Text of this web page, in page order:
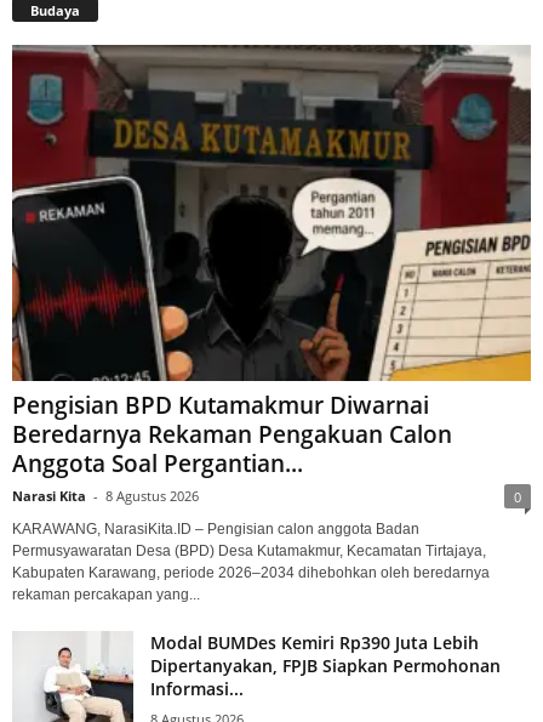
Budaya
Pengisian BPD Kutamakmur Diwarnai
Beredarnya Rekaman Pengakuan Calon
Anggota Soal Pergantian...
Narasi Kita - 8 Agustus 2026 0
KARAWANG, NarasiKita.ID – Pengisian calon anggota Badan
Permusyawaratan Desa (BPD) Desa Kutamakmur, Kecamatan Tirtajaya,
Kabupaten Karawang, periode 2026–2034 dihebohkan oleh beredarnya
rekaman percakapan yang...
Modal BUMDes Kemiri Rp390 Juta Lebih
Dipertanyakan, FPJB Siapkan Permohonan
Informasi...